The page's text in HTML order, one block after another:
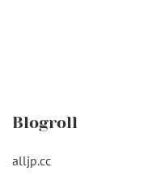
Blogroll
alljp.cc